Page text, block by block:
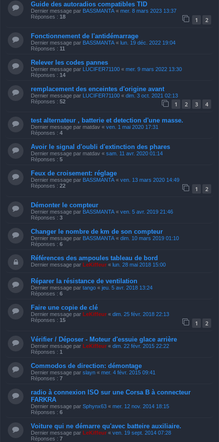
Guide des autoradios compatibles TID
Dernier message par BASSMANTA « mer. 8 mars 2023 13:37
Réponses : 18 1 2
Fonctionnement de l'antidémarrage
Dernier message par BASSMANTA « lun. 19 déc. 2022 19:04
Réponses : 11
Relever les codes pannes
Dernier message par LUCIFER71100 « mer. 9 mars 2022 13:30
Réponses : 14
remplacement des enceintes d'origine avant
Dernier message par LUCIFER71100 « dim. 3 oct. 2021 02:13
Réponses : 52 1 2 3 4
test alternateur , batterie et detection d'une masse.
Dernier message par matdav « ven. 1 mai 2020 17:31
Réponses : 4
Avoir le signal d'oubli d'extinction des phares
Dernier message par matdav « sam. 11 avr. 2020 01:14
Réponses : 5
Feux de croisement: réglage
Dernier message par BASSMANTA « ven. 13 mars 2020 14:49
Réponses : 22 1 2
Démonter le compteur
Dernier message par BASSMANTA « ven. 5 avr. 2019 21:46
Réponses : 3
Changer le nombre de km de son compteur
Dernier message par BASSMANTA « dim. 10 mars 2019 01:10
Réponses : 6
Références des ampoules tableau de bord
Dernier message par LeKiffeur « lun. 28 mai 2018 15:00
Réparer la résistance de ventilation
Dernier message par tango « jeu. 5 avr. 2018 13:24
Réponses : 6
Faire une copie de clé
Dernier message par LeKiffeur « dim. 25 févr. 2018 22:13
Réponses : 15 1 2
Vérifier / Déposer - Moteur d'essuie glace arrière
Dernier message par LeKiffeur « dim. 22 févr. 2015 22:22
Réponses : 1
Commodos de direction: démontage
Dernier message par slayn « mer. 4 févr. 2015 09:41
Réponses : 7
radio à connexion ISO sur une Corsa B à connecteur
FARKRA
Dernier message par Sphynx63 « mer. 12 nov. 2014 18:15
Réponses : 6
Voiture qui ne démarre qu'avec batteire auxiliaire.
Dernier message par LeKiffeur « ven. 19 sept. 2014 07:28
Réponses : 7